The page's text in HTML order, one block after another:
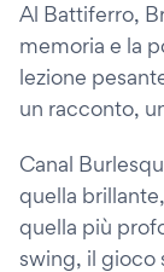
Al Battiferro,
memoria e la
lezione
un racconto,
Canal
quella
quella più
swing, il gioco